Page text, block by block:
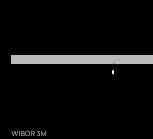
REKLAMA
Play
WIBOR 3M